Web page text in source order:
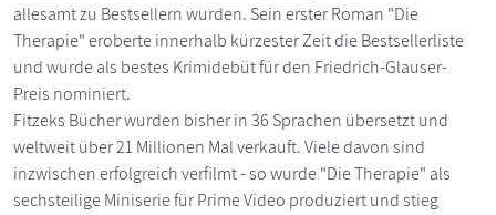
allesamt zu Bestsellern wurden. Sein erster Roman "Die
Therapie" eroberte innerhalb kürzester Zeit die Bestsellerliste
und wurde als bestes Krimidebüt für den Friedrich-Glauser-
Preis nominiert.
Fitzeks Bücher wurden bisher in 36 Sprachen übersetzt und
weltweit über 21 Millionen Mal verkauft. Viele davon sind
inzwischen erfolgreich verfilmt - so wurde "Die Therapie" als
sechsteilige Miniserie für Prime Video produziert und stieg